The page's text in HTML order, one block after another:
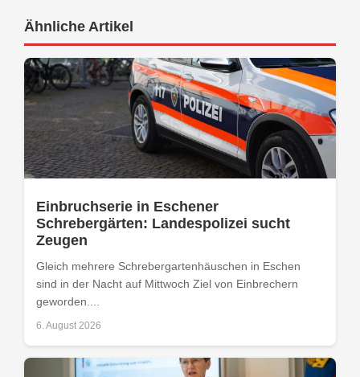
Ähnliche Artikel
Einbruchserie in Eschener
Schrebergärten: Landespolizei sucht
Zeugen
Gleich mehrere Schrebergartenhäuschen in Eschen
sind in der Nacht auf Mittwoch Ziel von Einbrechern
geworden....
6. August 2026